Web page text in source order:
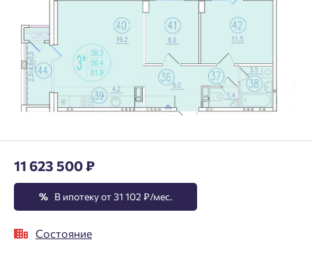
11 623 500 ₽
% В ипотеку от 31 102 ₽/мес.
Состояние